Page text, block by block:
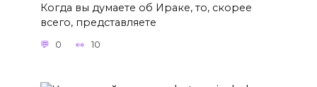
Когда вы думаете об Ираке, то, скорее
всего, представляете
0 10